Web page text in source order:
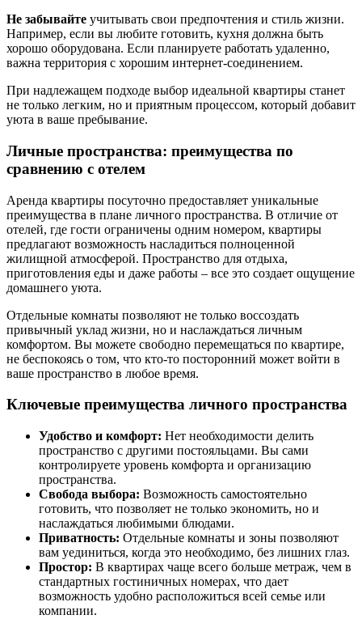
Не забывайте учитывать свои предпочтения и стиль жизни.
Например, если вы любите готовить, кухня должна быть
хорошо оборудована. Если планируете работать удаленно,
важна территория с хорошим интернет-соединением.
При надлежащем подходе выбор идеальной квартиры станет
не только легким, но и приятным процессом, который добавит
уюта в ваше пребывание.
Личные пространства: преимущества по
сравнению с отелем
Аренда квартиры посуточно предоставляет уникальные
преимущества в плане личного пространства. В отличие от
отелей, где гости ограничены одним номером, квартиры
предлагают возможность насладиться полноценной
жилищной атмосферой. Пространство для отдыха,
приготовления еды и даже работы – все это создает ощущение
домашнего уюта.
Отдельные комнаты позволяют не только воссоздать
привычный уклад жизни, но и наслаждаться личным
комфортом. Вы можете свободно перемещаться по квартире,
не беспокоясь о том, что кто-то посторонний может войти в
ваше пространство в любое время.
Ключевые преимущества личного пространства
Удобство и комфорт: Нет необходимости делить
пространство с другими постояльцами. Вы сами
контролируете уровень комфорта и организацию
пространства.
Свобода выбора: Возможность самостоятельно
готовить, что позволяет не только экономить, но и
наслаждаться любимыми блюдами.
Приватность: Отдельные комнаты и зоны позволяют
вам уединиться, когда это необходимо, без лишних глаз.
Простор: В квартирах чаще всего больше метраж, чем в
стандартных гостиничных номерах, что дает
возможность удобно расположиться всей семье или
компании.